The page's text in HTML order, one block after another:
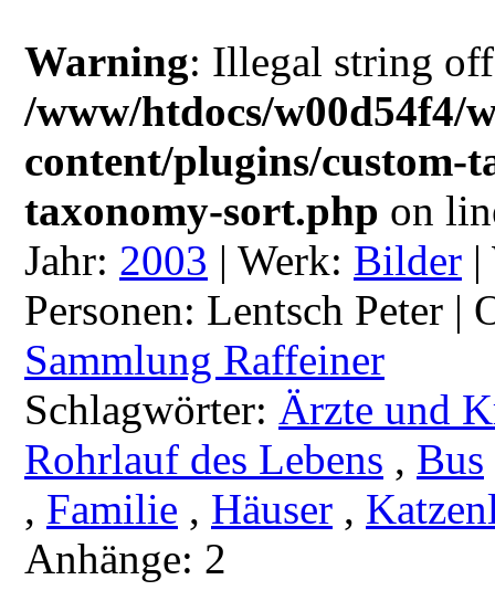
Warning: Illegal string
/www/htdocs/w00d54f4/
content/plugins/custom-
taxonomy-sort.php on
Jahr: 2003 | Werk: Bilder |
Personen: Lentsch Peter |
Sammlung Raffeiner
Schlagwörter: Ärzte und
Rohrlauf des Lebens , Bus
, Familie , Häuser ,
Anhänge: 2